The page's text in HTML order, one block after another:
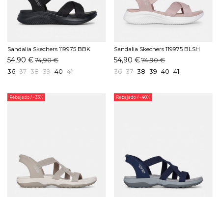
Sandalia Skechers 119975 BBK
Negro
54,90 €74,90 €
36 37 38 39 40 41
Sandalia Skechers 119975 BLSH
Rosa
54,90 € 74,90 €
36 37 38 39 40 41
Rebajado/ -33% Rebajado/ -40%